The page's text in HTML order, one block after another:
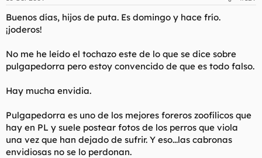
Buenos días, hijos de puta. Es domingo y hace frío.
¡joderos!
No me he leído el tochazo este de lo que se dice sobre
pulgapedorra pero estoy convencido de que es todo falso.
Hay mucha envidia.
Pulgapedorra es uno de los mejores foreros zoofílicos que
hay en PL y suele postear fotos de los perros que viola
una vez que han dejado de sufrir. Y eso...las cabronas
envidiosas no se lo perdonan.